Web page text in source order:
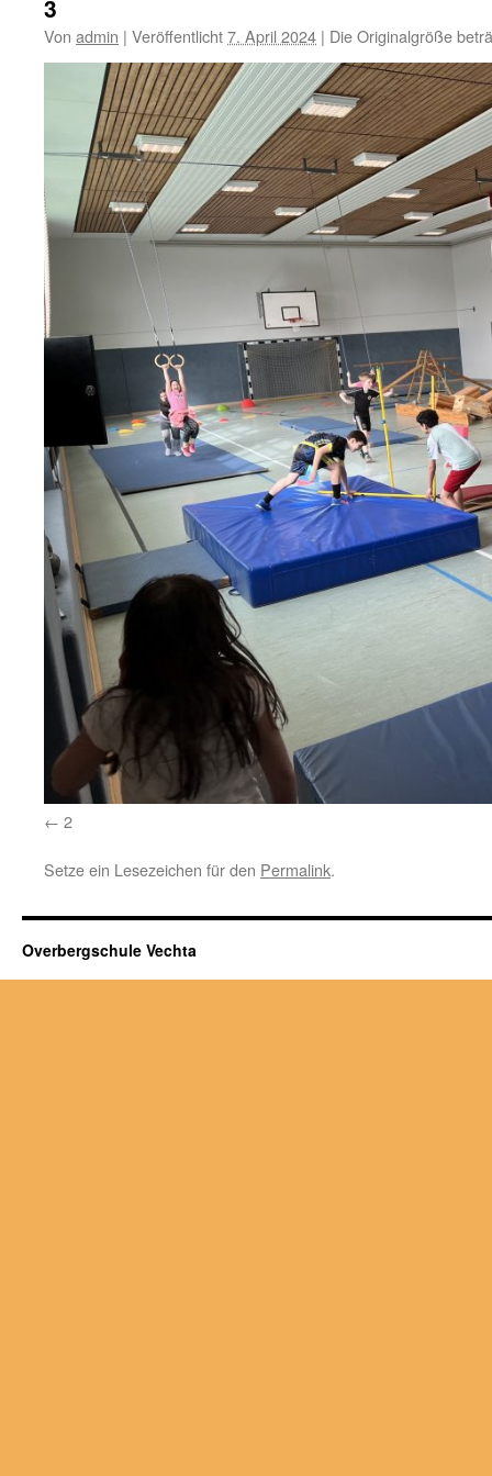
3
Von admin | Veröffentlicht7. April 2024 | Die Originalgröße
2
Setze ein Lesezeichen für den Permalink.
Overbergschule Vechta